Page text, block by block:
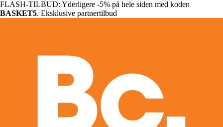
FLASH-TILBUD: Yderligere -5% på hele siden med koden
BASKET5. Eksklusive partnertilbud